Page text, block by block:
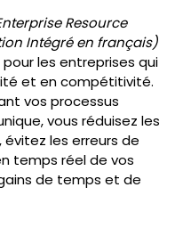
Resource
Intégré en français)
les entreprises qui
et en compétitivité.
vos processus
vous réduisez les
les erreurs de
temps réel de vos
de temps et de